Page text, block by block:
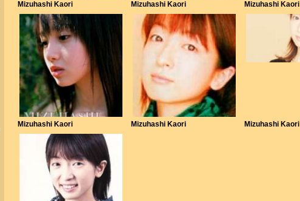
Mizuhashi Kaori Mizuhashi Kaori Mizuhashi Kaori
Mizuhashi Kaori Mizuhashi Kaori Mizuhashi Kaori